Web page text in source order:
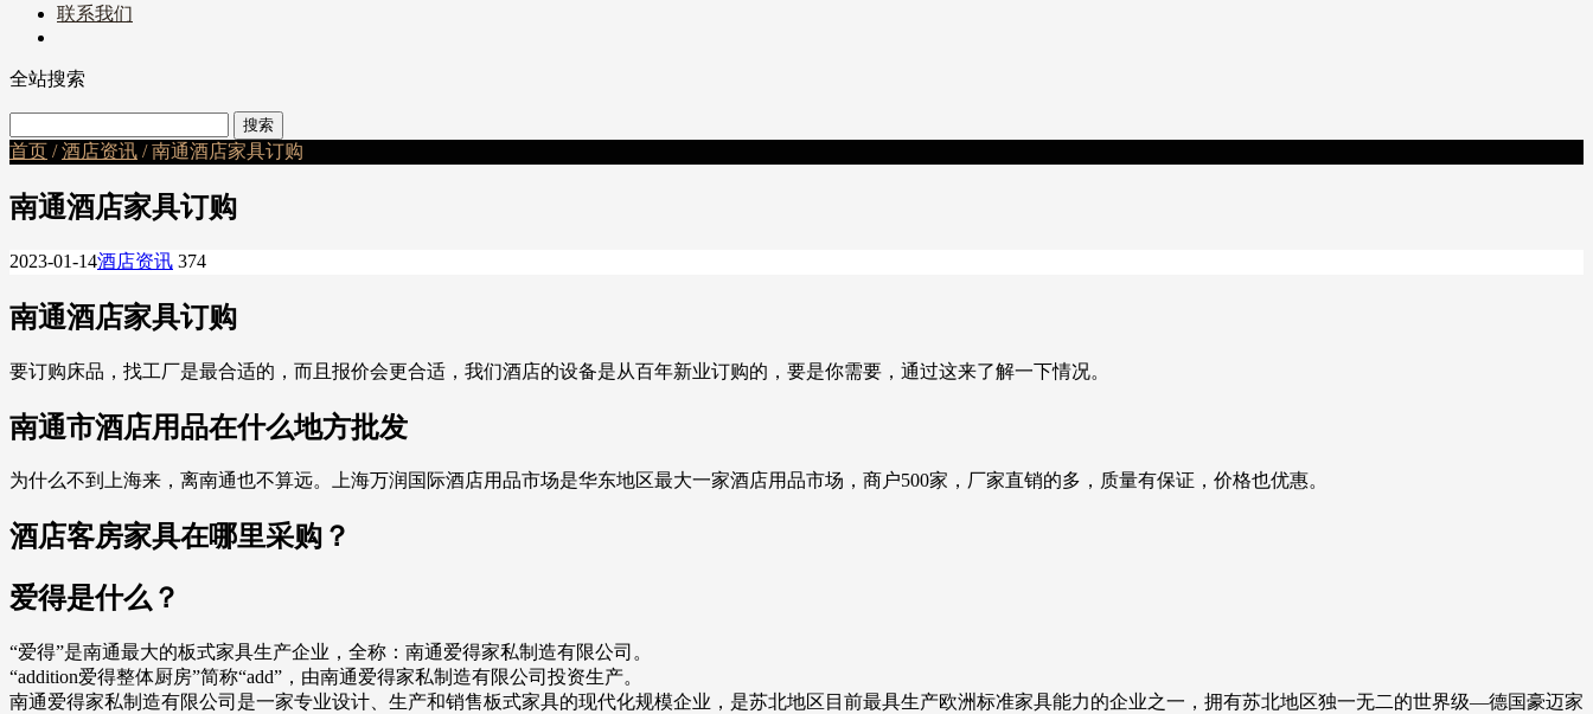
联系我们
全站搜索
首页 /酒店资讯 / 南通酒店家具订购
南通酒店家具订购
2023-01-14酒店资讯 374
南通酒店家具订购
要订购床品，找工厂是最合适的，而且报价会更合适，我们酒店的设备是从百年新业订购的，要是你需要，通过这来了解一下情况。
南通市酒店用品在什么地方批发
为什么不到上海来，离南通也不算远。上海万润国际酒店用品市场是华东地区最大一家酒店用品市场，商户500家，厂家直销的多，质量有保证，价格也优惠。
酒店客房家具在哪里采购？
爱得是什么？
“爱得”是南通最大的板式家具生产企业，全称：南通爱得家私制造有限公司。
“addition爱得整体厨房”简称“add”，由南通爱得家私制造有限公司投资生产。
南通爱得家私制造有限公司是一家专业设计、生产和销售板式家具的现代化规模企业，是苏北地区目前最具生产欧洲标准家具能力的企业之一，拥有苏北地区独一无二的世界级—德国豪迈家